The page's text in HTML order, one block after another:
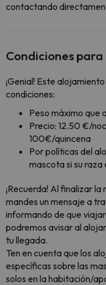
contactando
Condiciones
¡Genial! Este
condiciones:
Peso máximo que
Precio: 12.50 €/
100€/quincena
Por políticas del
mascota si su
¡Recuerda! Al finalizar
mandes un mensaje a
informando de que
podremos avisar al
tu llegada.
Ten en cuenta que los
específicas sobre las
solos en la habitación/